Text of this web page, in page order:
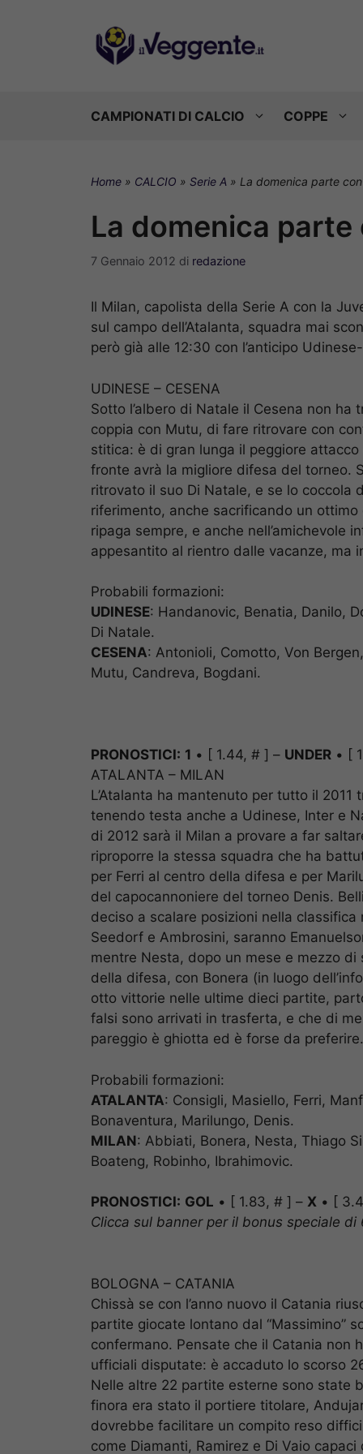
CAMPIONATI DI CALCIO COPPE
Home » CALCIO » Serie A » La domenica parte
La domenica
7 Gennaio 2012 di redazione
Il Milan, capolista della Serie A con la
sul campo dell’Atalanta, squadra mai
però già alle 12:30 con l’anticipo
UDINESE – CESENA
Sotto l’albero di Natale il Cesena non
coppia con Mutu, di fare ritrovare con
stitica: è di gran lunga il peggiore
fronte avrà la migliore difesa del torneo.
ritrovato il suo Di Natale, e se lo
riferimento, anche sacrificando un
ripaga sempre, e anche nell’amichevole
appesantito al rientro dalle vacanze, ma
Probabili formazioni:
UDINESE: Handanovic, Benatia, Danilo,
Di Natale.
CESENA: Antonioli, Comotto, Von
Mutu, Candreva, Bogdani.
PRONOSTICI: 1 • [ 1.44, # ] – UNDER • [
ATALANTA – MILAN
L’Atalanta ha mantenuto per tutto il
tenendo testa anche a Udinese, Inter e
di 2012 sarà il Milan a provare a far
riproporre la stessa squadra che ha
per Ferri al centro della difesa e per
del capocannoniere del torneo Denis.
deciso a scalare posizioni nella classifica
Seedorf e Ambrosini, saranno
mentre Nesta, dopo un mese e mezzo
della difesa, con Bonera (in luogo
otto vittorie nelle ultime dieci partite,
falsi sono arrivati in trasferta, e che di
pareggio è ghiotta ed è forse da preferire.
Probabili formazioni:
ATALANTA: Consigli, Masiello, Ferri,
Bonaventura, Marilungo, Denis.
MILAN: Abbiati, Bonera, Nesta, Thiago
Boateng, Robinho, Ibrahimovic.
PRONOSTICI: GOL • [ 1.83, # ] – X • [
Clicca sul banner per il bonus speciale di
BOLOGNA – CATANIA
Chissà se con l’anno nuovo il Catania
partite giocate lontano dal “Massimino”
confermano. Pensate che il Catania non
ufficiali disputate: è accaduto lo scorso
Nelle altre 22 partite esterne sono state
finora era stato il portiere titolare,
dovrebbe facilitare un compito reso
come Diamanti, Ramirez e Di Vaio